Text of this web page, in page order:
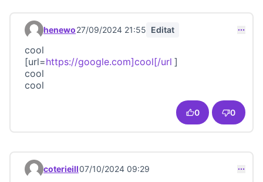
Comentari 23409
henewo27/09/2024 21:55 Editat
cool
[url=https://google.com]cool[/url
(Link externo)
]
cool
cool
0 0
Comentari 23413
coterieill07/10/2024 09:29